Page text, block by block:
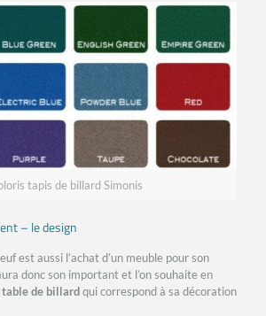
tapis de billard Simonis
– le design
est aussi l’achat d’un meuble pour son
donc son important et l’on souhaite en
table de billardqui correspond à sa décoration